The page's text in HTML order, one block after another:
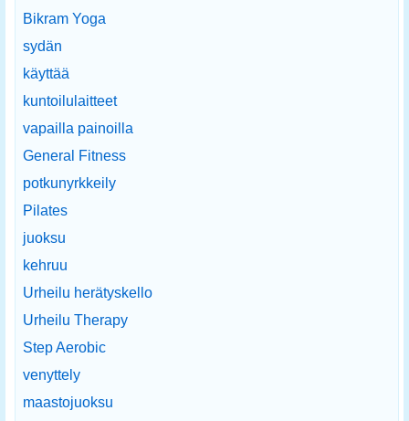
Bikram Yoga
sydän
käyttää
kuntoilulaitteet
vapailla painoilla
General Fitness
potkunyrkkeily
Pilates
juoksu
kehruu
Urheilu herätyskello
Urheilu Therapy
Step Aerobic
venyttely
maastojuoksu